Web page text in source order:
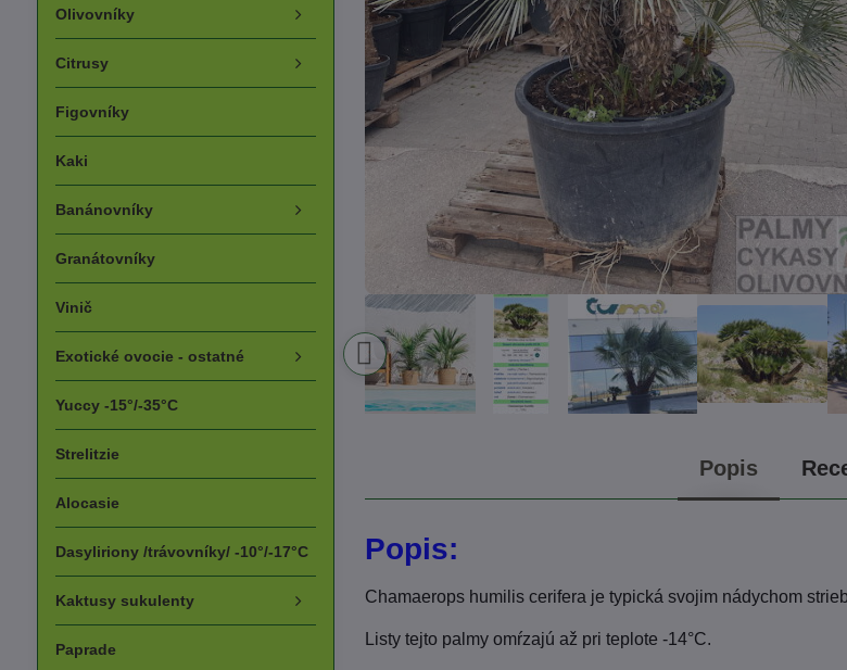
Popis
Popis:
Chamaerops humilis cerifera je typická svojim nádychom
Listy tejto palmy omŕzajú až pri teplote -14°C.
Olivovníky
Citrusy
Figovníky
Kaki
Banánovníky
Granátovníky
Vinič
Exotické ovocie - ostatné
Yuccy -15°/-35°C
Strelitzie
Alocasie
Dasyliriony /trávovníky/ -10°/-17°C
Kaktusy sukulenty
Paprade